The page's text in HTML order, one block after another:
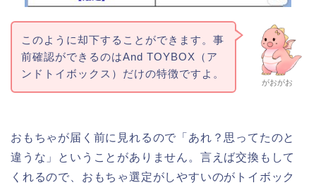
がおがお
このように却下することができます。事
前確認ができるのはAnd TOYBOX（ア
ンドトイボックス）だけの特徴ですよ。
おもちゃが届く前に見れるので「あれ？思ってたのと
違うな」ということがありません。言えば交換もして
くれるので、おもちゃ選定がしやすいのがトイボック